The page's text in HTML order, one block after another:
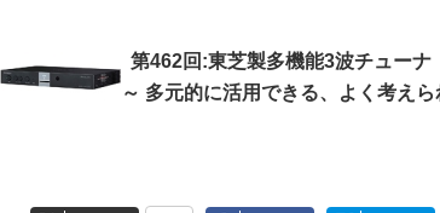
第462回:東芝製多機能3波チューナ
～ 多元的に活用できる、よく考えら